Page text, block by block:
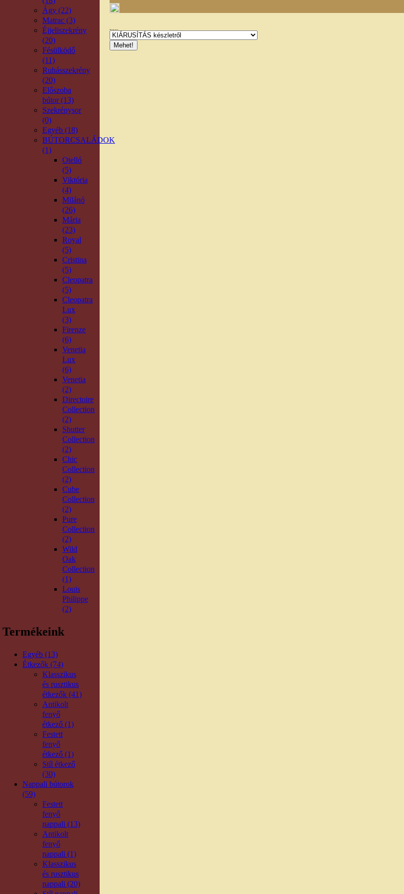
Ágy (22)
Matrac (3)
Éjjeliszekrény
(20)
Fésülködő
(11)
Ruhásszekrény
(20)
Előszoba
bútor (13)
Szekrénysor
(0)
Egyéb (18)
BÚTORCSALÁDOK
(1)
Otelló
(5)
Viktória
(4)
Milánó
(26)
Mária
(23)
Royal
(5)
Cristina
(5)
Cleopatra
(5)
Cleopatra
Lux
(3)
Firenze
(6)
Venetia
Lux
(6)
Venetia
(2)
Directoire
Collection
(2)
Shutter
Collection
(2)
Chic
Collection
(2)
Cube
Collection
(2)
Pure
Collection
(2)
Wild
Oak
Collection
(1)
Louis
Philippe
(2)
Termékeink
Egyéb (13)
Étkezők (74)
Klasszikus
és rusztikus
étkezők (41)
Antikolt
fenyő
étkező (1)
Festett
fenyő
étkező (1)
Stíl étkező
(30)
Nappali bútorok
(59)
Festett
fenyő
nappali (13)
Antikolt
fenyő
nappali (1)
Klasszikus
és rusztikus
nappali (20)